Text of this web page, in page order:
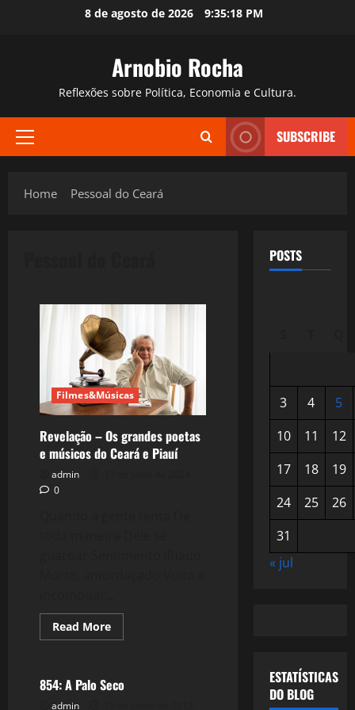
8 de agosto de 2026 9:35:19 PM
Arnobio Rocha
Reflexões sobre Política, Economia e Cultura.
Primary
SUBSCRIBE
Home Pessoal do Ceará
Filmes&Músicas
Revelação – Os grandes poetas
e músicos do Ceará e Piauí
admin
0
Read MoreRead
more
Os
grandes
Filmes&Músicas
854: A Palo Seco
admin
POSTS
3 4
5
10
11
12
17
18
19
24
25
26
31
« jul
ESTATÍSTICAS
DO BLOG